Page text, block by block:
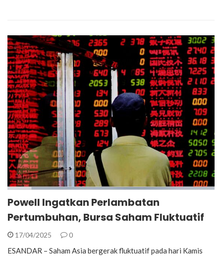
Powell Ingatkan Perlambatan
Pertumbuhan, Bursa Saham Fluktuatif
17/04/2025 0
ESANDAR – Saham Asia bergerak fluktuatif pada hari Kamis